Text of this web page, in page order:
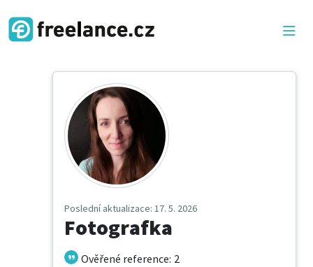
Poslední aktualizace: 17. 5. 2026
Fotografka
Ověřené reference: 2